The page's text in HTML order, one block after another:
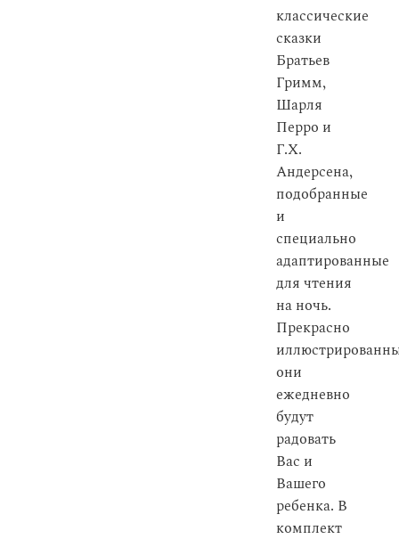
классические
сказки
Братьев
Гримм,
Шарля
Перро и
Г.Х.
Андерсена,
подобранные
и
специально
адаптированные
для чтения
на ночь.
Прекрасно
они
ежедневно
будут
радовать
Вас и
Вашего
ребенка. В
комплект